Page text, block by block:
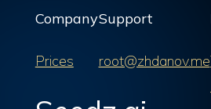
Company
Prices
Support
root@zhdanov.me